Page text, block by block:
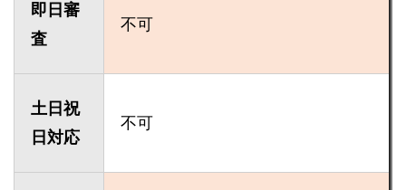
即日審
査
不可
土日祝
日対応
不可